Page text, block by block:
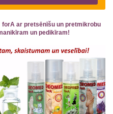
ar pretsēnīšu un pretmikrobu
un pedikīram!